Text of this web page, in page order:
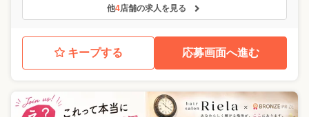
他4店舗の求人を見る
キープする 応募画面へ進む